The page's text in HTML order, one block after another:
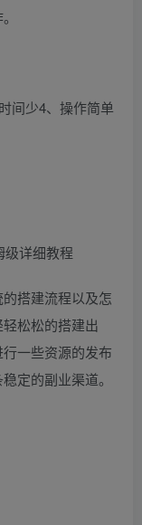
间少4、操作简单
搭建流程以及怎
松松的搭建出
一些资源的发布
定的副业渠道。